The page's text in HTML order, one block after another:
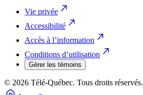
Vie privée
Accessibilité
Accès à l’information
Conditions d’utilisation
Gérer les témoins
© 2026 Télé-Québec. Tous droits réservés.